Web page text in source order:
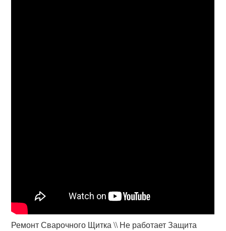
Ремонт Сварочного Щитка \\ Не работает Защита